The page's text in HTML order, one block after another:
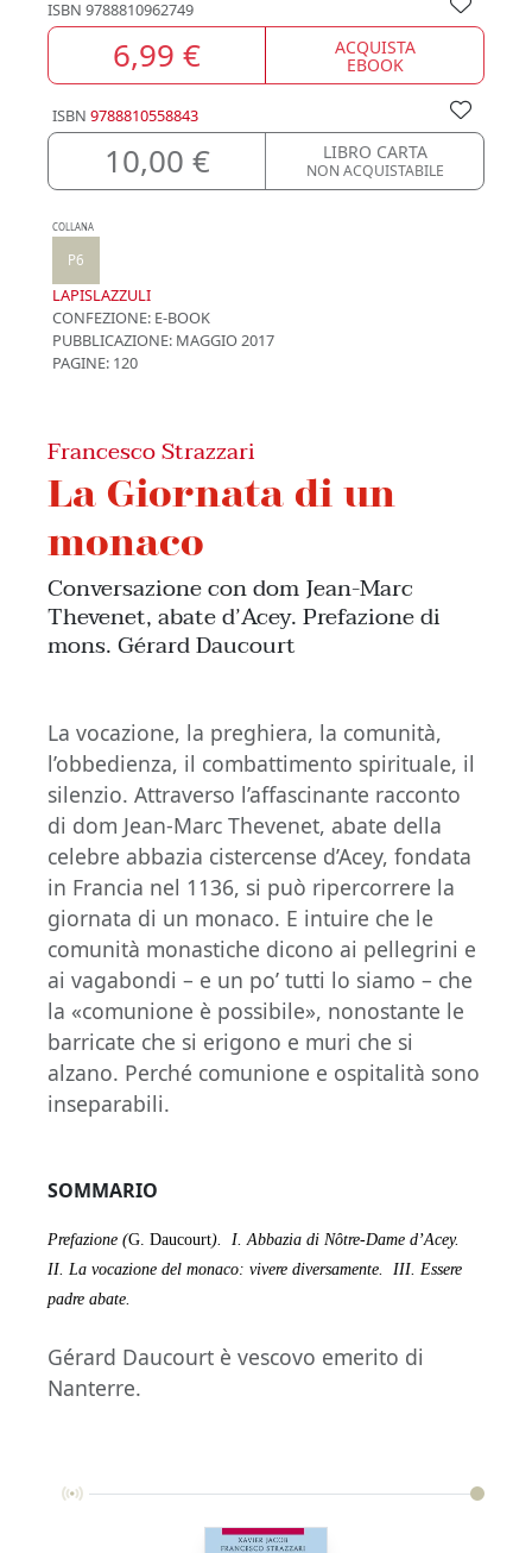
ISBN 9788810962749
6,99 € ACQUISTA
EBOOK
ISBN 9788810558843
10,00 € LIBRO CARTA
NON ACQUISTABILE
COLLANA
P6
LAPISLAZZULI
CONFEZIONE: E-BOOK
PUBBLICAZIONE: MAGGIO 2017
PAGINE: 120
Francesco Strazzari
La Giornata di un
monaco
Conversazione con dom Jean-Marc
Thevenet, abate d’Acey. Prefazione di
mons. Gérard Daucourt
La vocazione, la preghiera, la comunità,
l’obbedienza, il combattimento spirituale, il
silenzio. Attraverso l’affascinante racconto
di dom Jean-Marc Thevenet, abate della
celebre abbazia cistercense d’Acey, fondata
in Francia nel 1136, si può ripercorrere la
giornata di un monaco. E intuire che le
comunità monastiche dicono ai pellegrini e
ai vagabondi – e un po’ tutti lo siamo – che
la «comunione è possibile», nonostante le
barricate che si erigono e muri che si
alzano. Perché comunione e ospitalità sono
inseparabili.
SOMMARIO
Prefazione (G. Daucourt).
I. Abbazia di Nôtre-Dame d’Acey.
II. La vocazione del monaco: vivere diversamente.
III. Essere
padre abate.
Gérard Daucourt è vescovo emerito di
Nanterre.